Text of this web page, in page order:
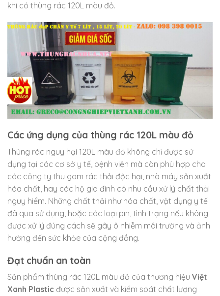
khi có thùng rác 120L màu đỏ.
Các ứng dụng của thùng rác 120L màu đỏ
Thùng rác nguy hại 120L màu đỏ không chỉ được sử
dụng tại các cơ sở y tế, bệnh viện mà còn phù hợp cho
các công ty thu gom rác thải độc hại, nhà máy sản xuất
hóa chất, hay các hộ gia đình có nhu cầu xử lý chất thải
nguy hiểm. Những chất thải như hóa chất, vật dụng y tế
đã qua sử dụng, hoặc các loại pin, tình trạng nếu không
được xử lý đúng cách sẽ gây ô nhiễm môi trường và ảnh
hưởng đến sức khỏe của cộng đồng.
Đạt chuẩn an toàn
Sản phẩm thùng rác 120L màu đỏ của thương hiệu Việt
Xanh Plastic được sản xuất và kiểm soát chất lượng